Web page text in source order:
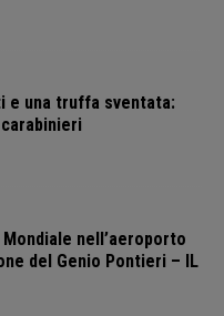
e una truffa sventata:
nell’aeroporto
del Genio Pontieri – IL